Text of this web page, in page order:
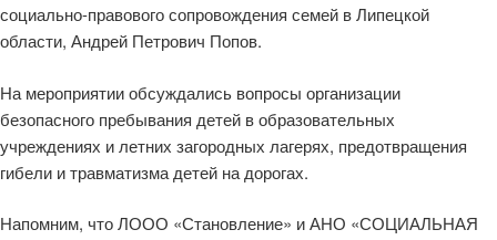
социально-правового сопровождения семей в Липецкой
области, Андрей Петрович Попов.
На мероприятии обсуждались вопросы организации
безопасного пребывания детей в образовательных
учреждениях и летних загородных лагерях, предотвращения
гибели и травматизма детей на дорогах.
Напомним, что ЛООО «Становление» и АНО «СОЦИАЛЬНАЯ